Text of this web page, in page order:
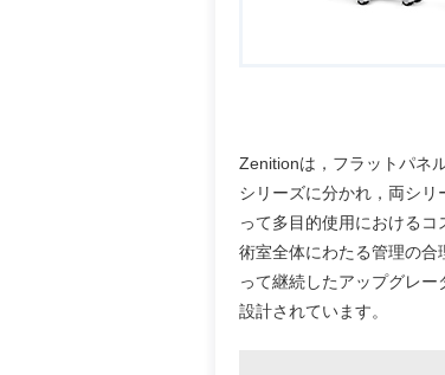
Zenitionは，フラットパネ
シリーズに分かれ，両シ
って多目的使用における
術室全体にわたる管理の合
って継続したアップグレ
設計されています。